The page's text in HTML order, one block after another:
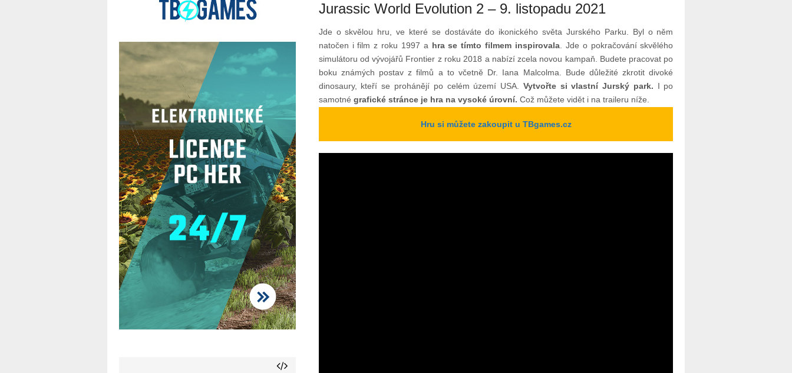
Jurassic World Evolution 2 – 9. listopadu 2021
Jde o skvělou hru, ve které se dostáváte do ikonického světa Jurského Parku. Byl o něm
natočen i film z roku 1997 a hra se tímto filmem inspirovala. Jde o pokračování skvělého
simulátoru od vývojářů Frontier z roku 2018 a nabízí zcela novou kampaň. Budete pracovat po
boku známých postav z filmů a to včetně Dr. Iana Malcolma. Bude důležité zkrotit divoké
dinosaury, kteří se prohánějí po celém území USA. Vytvořte si vlastní Jurský park. I po
samotné grafické stránce je hra na vysoké úrovní. Což můžete vidět i na traileru níže.
Hru si můžete zakoupit u TBgames.cz